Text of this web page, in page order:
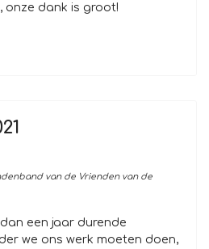
onze dank is groot!
van de Vrienden van de
een jaar durende
we ons werk moeten doen,